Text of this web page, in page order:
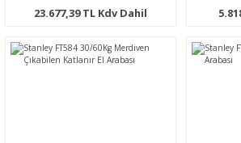
23.677,39 TL Kdv Dahil